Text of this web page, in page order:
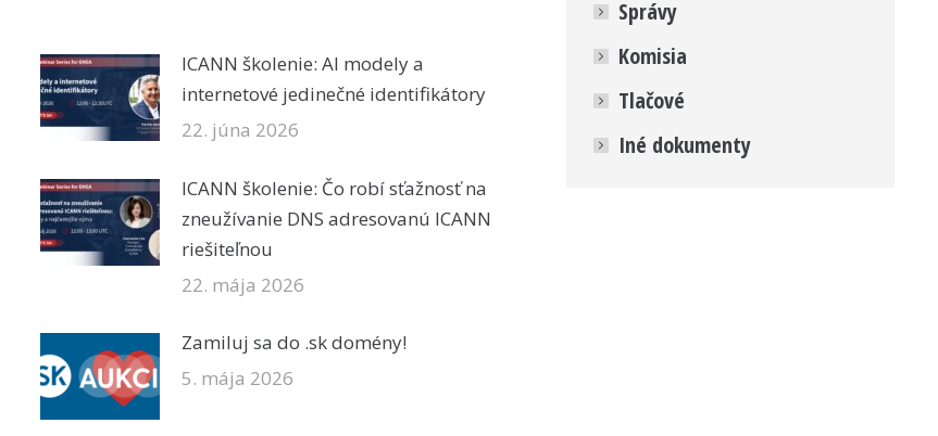
ICANN školenie: AI modely a
internetové jedinečné identifikátory
22. júna 2026
ICANN školenie: Čo robí sťažnosť na
zneužívanie DNS adresovanú ICANN
riešiteľnou
22. mája 2026
Zamiluj sa do .sk domény!
5. mája 2026
Správy
Komisia
Tlačové
Iné dokumenty